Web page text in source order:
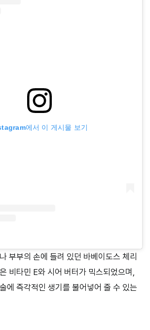
에서 이 게시물 보기
부부의 손에 들려 있던 바베이도스 체리
비타민 E와 시어 버터가 믹스되었으며,
에 즉각적인 생기를 불어넣어 줄 수 있는